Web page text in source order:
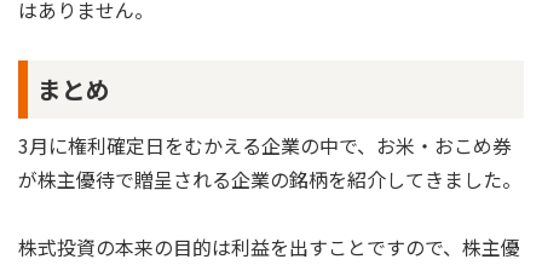
はありません。
まとめ
3月に権利確定日をむかえる企業の中で、お米・おこめ券
が株主優待で贈呈される企業の銘柄を紹介してきました。
株式投資の本来の目的は利益を出すことですので、株主優